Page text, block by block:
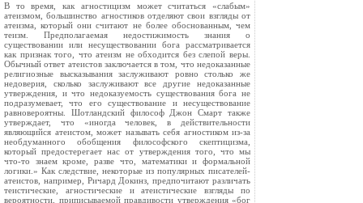
В то время, как агностицизм может считаться «слабым»
атеизмом, большинство агностиков отделяют свои взгляды от
атеизма, который они считают не более обоснованным, чем
теизм. Предполагаемая недостижимость знания о
существовании или несуществовании бога рассматривается
как признак того, что атеизм не обходится без слепой веры.
Обычный ответ атеистов заключается в том, что недоказанные
религиозные высказывания заслуживают ровно столько же
недоверия, сколько заслуживают все другие недоказанные
утверждения, и что недоказуемость существования бога не
подразумевает, что его существование и несуществование
равновероятны. Шотландский философ Джон Смарт также
утверждает, что «иногда человек, в действительности
являющийся атеистом, может называть себя агностиком из-за
необдуманного обобщения философского скептицизма,
который предостерегает нас от утверждения того, что мы
что-то знаем кроме, разве что, математики и формальной
логики.» Как следствие, некоторые из популярных писателей-
атеистов, например, Ричард Докинз, предпочитают различать
теистические, агностические и атеистические взгляды по
вероятности, приписываемой правдивости утверждения «бог